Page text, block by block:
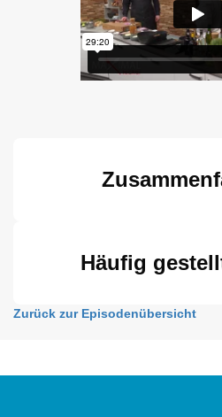
Häufig
Zurück zur Episodenübersicht